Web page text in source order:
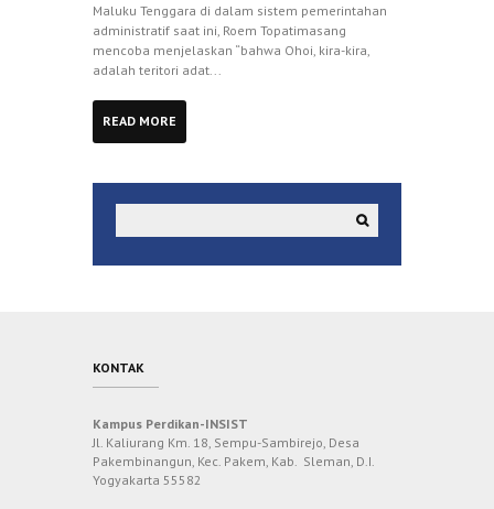
Maluku Tenggara di dalam sistem pemerintahan
administratif saat ini, Roem Topatimasang
mencoba menjelaskan “bahwa Ohoi, kira-kira,
adalah teritori adat...
READ MORE
KONTAK
Kampus Perdikan-INSIST
Jl. Kaliurang Km. 18, Sempu-Sambirejo, Desa
Pakembinangun, Kec. Pakem, Kab. Sleman, D.I.
Yogyakarta 55582